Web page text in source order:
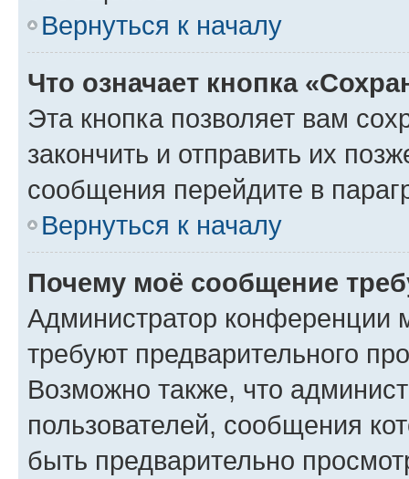
Вернуться к началу
Что означает кнопка
Эта кнопка позволяет вам
закончить и отправить их
сообщения перейдите в
Вернуться к началу
Почему моё сообщение
Администратор конференции
требуют предварительного
Возможно также, что
пользователей, сообщения
быть предварительно